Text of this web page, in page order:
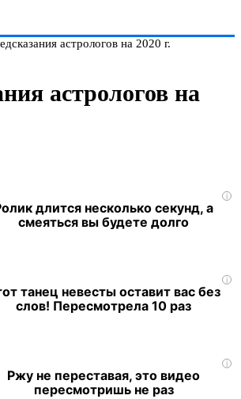
астрологов на 2020 г.
астрологов на
i
длится несколько секунд, а
смеяться вы будете долго
i
танец невесты оставит вас без
слов! Пересмотрела 10 раз
i
Ржу не переставая, это видео
пересмотришь не раз